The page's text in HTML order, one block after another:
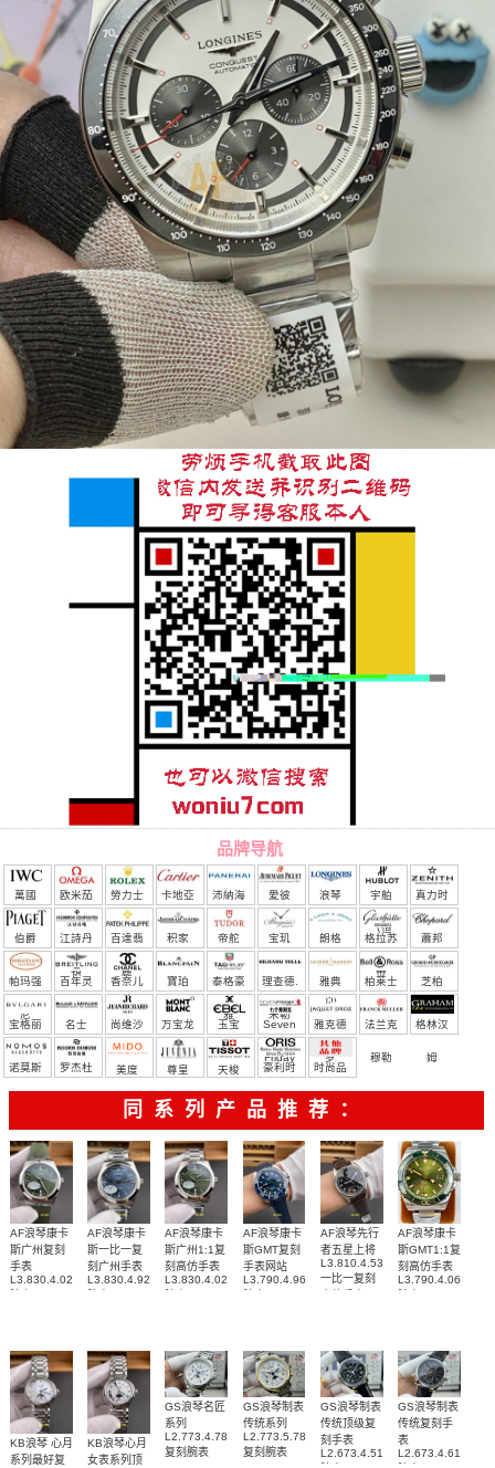
品牌导航
萬國 欧米茄 勞力士 卡地亞 沛納海 愛彼 浪琴 宇舶
（恒
宝）
真力时
伯爵 江詩丹
頓
百達翡
麗
积家 帝舵 宝玑 朗格 格拉苏
蒂
蕭邦
帕玛强
尼
百年灵 香奈儿 寶珀 泰格豪
雅
理查德.
米勒
雅典 柏莱士 芝柏
宝格丽 名士 尚维沙 万宝龙 玉宝 Seven
Friday
雅克德
罗
法兰克
穆勒
格林汉
姆
诺莫斯
罗杰杜 美度 尊皇 天梭 豪利时 时尚品
牌/原单
同系列产品推荐：
AF浪琴康卡
斯广州复刻
手表
L3.830.4.02.9
AF浪琴康卡
斯一比一复
刻广州手表
L3.830.4.92.6
AF浪琴康卡
斯广州1:1复
刻高仿手表
L3.830.4.02.6
AF浪琴康卡
斯GMT复刻
手表网站
L3.790.4.96.9
AF浪琴先行
者五星上将
L3.810.4.53.0
一比一复刻
AF浪琴康卡
斯GMT1:1复
刻高仿手表
L3.790.4.06.6
KB浪琴 心月
系列最好复
KB浪琴心月
女表系列顶
GS浪琴名匠
系列
L2.773.4.78.6
复刻腕表
GS浪琴制表
传统系列
L2.773.5.78.7
复刻腕表
GS浪琴制表
传统顶级复
刻手表
L2.673.4.51.7
GS浪琴制表
传统复刻手
表
L2.673.4.61.2